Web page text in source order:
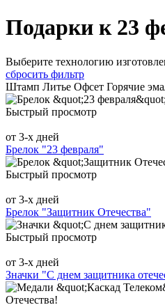
Подарки к 23
Выберите технологию
сбросить фильтр
Штамп Литье Офсет Горячие
Быстрый просмотр
от 3-х дней
Брелок "23 февраля"
Быстрый просмотр
от 3-х дней
Брелок "Защитник Отечества"
Быстрый просмотр
от 3-х дней
Значки "С днем защитника